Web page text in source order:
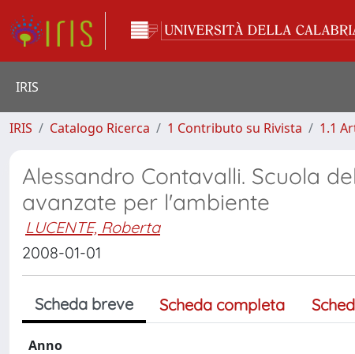
IRIS
IRIS Catalogo Ricerca 1 Contributo su Rivista 1.1
Alessandro Contavalli. Scuola
avanzate per l'ambiente
LUCENTE, Roberta
2008-01-01
Scheda breve Scheda completa
Anno